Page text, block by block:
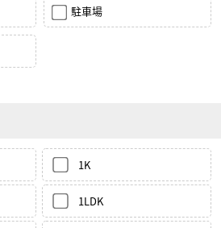
駐車場
1K
1LDK